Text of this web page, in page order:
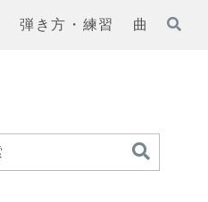
弾き方・練習 曲